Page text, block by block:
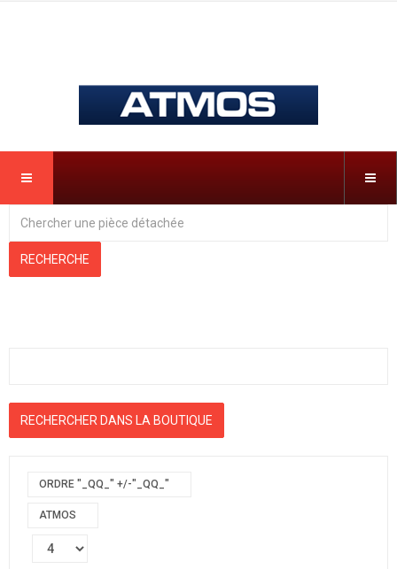
ORDRE "_QQ_" +/-"_QQ_"
ATMOS